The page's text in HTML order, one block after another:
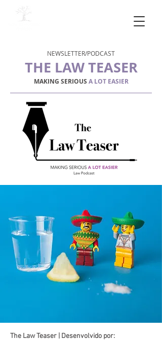
NEWSLETTER/PODCAST
THE LAW TEASER
MAKING SERIOUS A LOT EASIER
The Law Teaser | Desenvolvido por: